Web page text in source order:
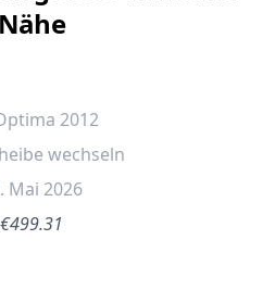
Nähe
2012
wechseln
Mai 2026
€499.31